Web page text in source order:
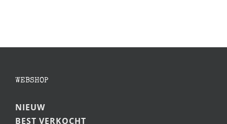
WEBSHOP
NIEUW
BEST VERKOCHT